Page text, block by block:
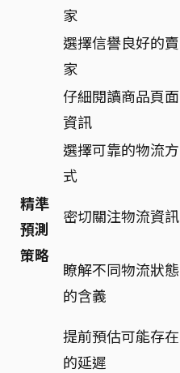
家
精準
預測
策略
選擇信譽良好的賣
家
仔細閱讀商品頁面
資訊
選擇可靠的物流方
式
密切關注物流資訊
瞭解不同物流狀態
的含義
提前預估可能存在
的延遲